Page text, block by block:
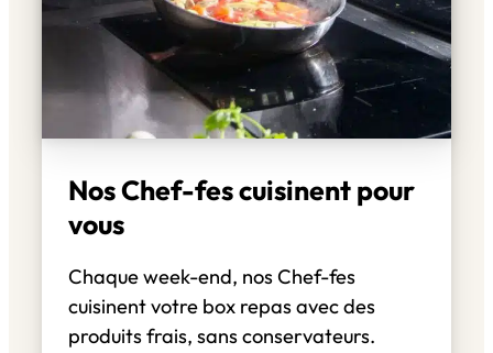
Nos Chef-fes cuisinent pour
vous
Chaque week-end, nos Chef-fes
cuisinent votre box repas avec des
produits frais, sans conservateurs.